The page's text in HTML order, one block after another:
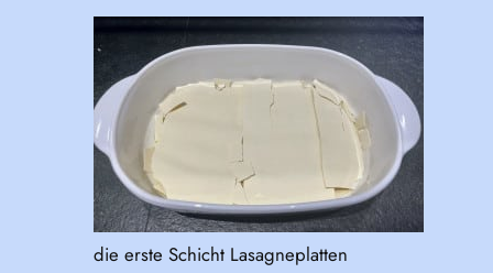
die erste Schicht Lasagneplatten